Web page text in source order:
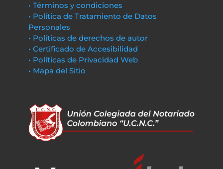
• Términos y condiciones
• Política de Tratamiento de Datos
Personales
• Políticas de derechos de autor
• Certificado de Accesibilidad
• Políticas de Privacidad Web
• Mapa del Sitio